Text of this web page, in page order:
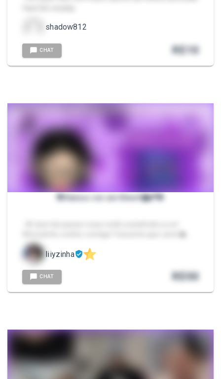
shadow812
CHAT R$10
🌺Vamos ver um filme?🎦💕🌺
liiyzinha
CHAT R$50